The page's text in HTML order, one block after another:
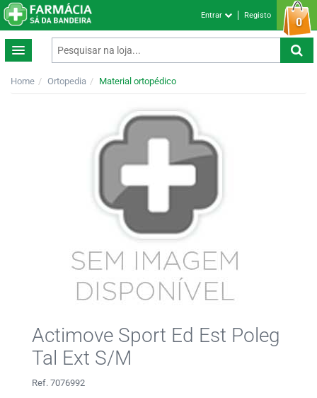
0
Entrar Registo
Home Ortopedia Material ortopédico
Actimove Sport Ed Est Poleg
Tal Ext S/M
Ref. 7076992